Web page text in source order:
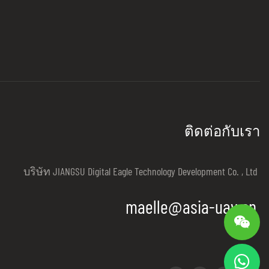
VTOL
on multi-rotor drones, fixed wing drones, VTOL
ติดต่อกับเรา
บริษัท JIANGSU Digital Eagle Technology Development Co. , Ltd
maelle@asia-uav.cn